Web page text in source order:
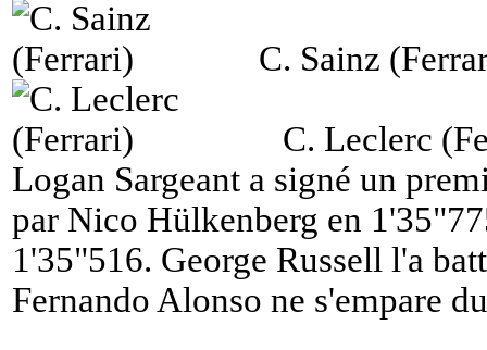
C. Sainz
C. Leclerc
Logan Sargeant a signé un
par Nico Hülkenberg en
1'35"516. George Russell l'a
Fernando Alonso ne s'empare